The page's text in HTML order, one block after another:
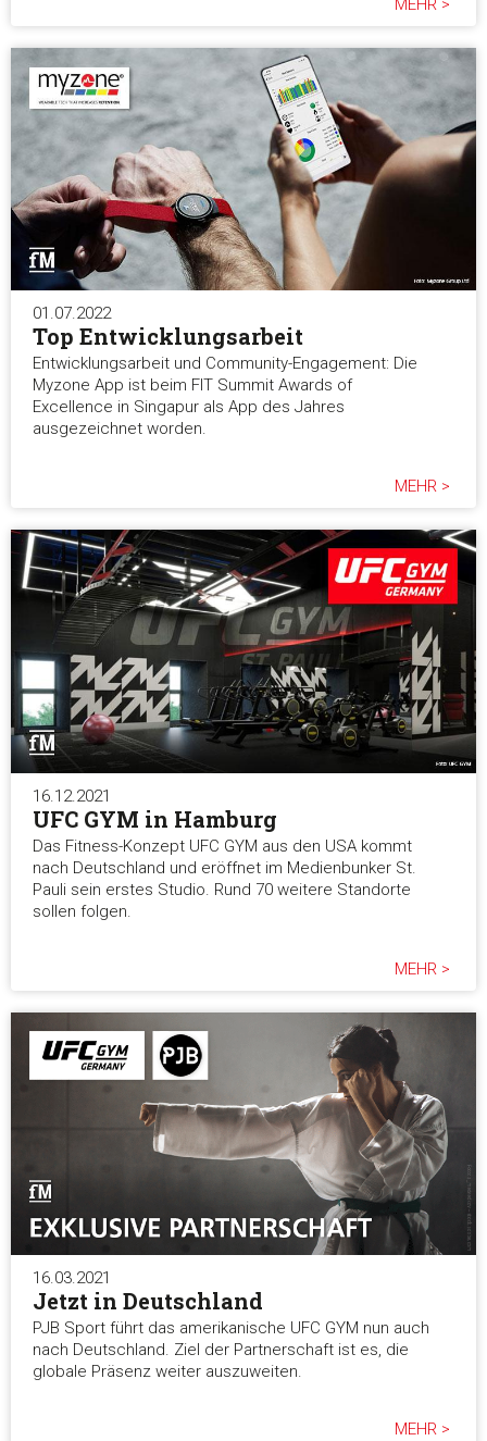
MEHR >
01.07.2022
Top Entwicklungsarbeit
Entwicklungsarbeit und Community-Engagement: Die
Myzone App ist beim FIT Summit Awards of
Excellence in Singapur als App des Jahres
ausgezeichnet worden.
MEHR >
16.12.2021
UFC GYM in Hamburg
Das Fitness-Konzept UFC GYM aus den USA kommt
nach Deutschland und eröffnet im Medienbunker St.
Pauli sein erstes Studio. Rund 70 weitere Standorte
sollen folgen.
MEHR >
16.03.2021
Jetzt in Deutschland
PJB Sport führt das amerikanische UFC GYM nun auch
nach Deutschland. Ziel der Partnerschaft ist es, die
globale Präsenz weiter auszuweiten.
MEHR >